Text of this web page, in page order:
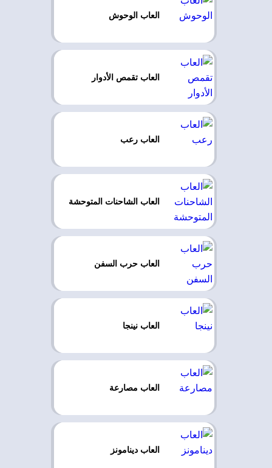
العاب الوحوش
العاب تقمص الأدوار
العاب رعب
العاب الشاحنات المتوحشة
العاب حرب السفن
العاب نينجا
العاب مصارعة
العاب دينامونز